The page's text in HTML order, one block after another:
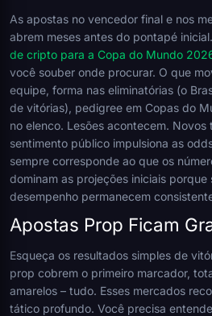
As apostas no vencedor final e nos
abrem meses antes do pontapé
de cripto para a Copa do Mundo
você souber onde procurar. O que
equipe, forma nas eliminatórias (o
de vitórias), pedigree em Copas do
no elenco. Lesões acontecem. Novos
sentimento público impulsiona as
sempre corresponde ao que os
dominam as projeções iniciais porque
desempenho permanecem
Apostas Prop Ficam
Esqueça os resultados simples de
prop cobrem o primeiro marcador,
amarelos – tudo. Esses mercados
tático profundo. Você precisa